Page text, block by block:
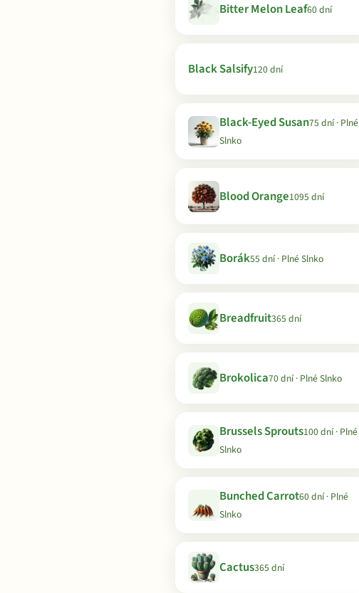
Bitter Melon Leaf60 dní
Black Salsify120 dní
Black-Eyed Susan75 dní · Plné
Slnko
Blood Orange1095 dní
Borák55 dní · Plné Slnko
Breadfruit365 dní
Brokolica70 dní · Plné Slnko
Brussels Sprouts100 dní · Plné
Slnko
Bunched Carrot60 dní · Plné
Slnko
Cactus365 dní